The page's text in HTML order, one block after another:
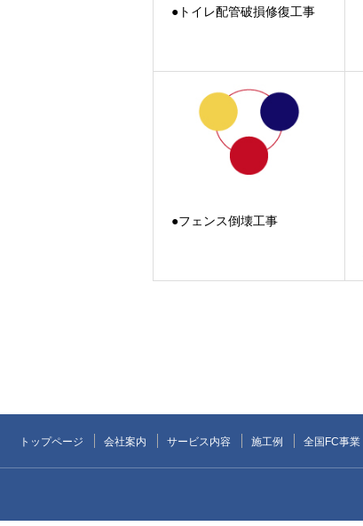
●トイレ配管破損修復工事
●フェンス倒壊工事
トップページ 会社案内 サービス内容 施工例 全国FC事業